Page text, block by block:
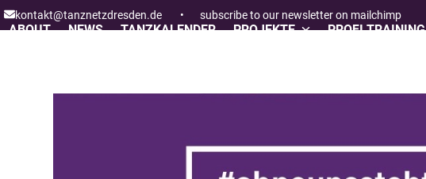
Skip
to
kontakt@tanznetzdresden.de • subscribe to our newsletter on mailchimp
ABOUT NEWS TANZKALENDER PROJEKTE PROFI TRAINING